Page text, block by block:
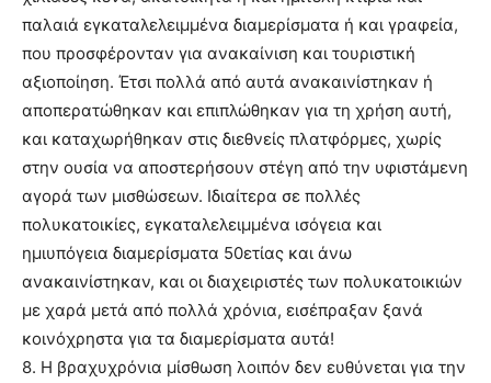
παλαιά εγκαταλελειμμένα διαμερίσματα ή και γραφεία,
που προσφέρονταν για ανακαίνιση και τουριστική
αξιοποίηση. Έτσι πολλά από αυτά ανακαινίστηκαν ή
αποπερατώθηκαν και επιπλώθηκαν για τη χρήση αυτή,
και καταχωρήθηκαν στις διεθνείς πλατφόρμες, χωρίς
στην ουσία να αποστερήσουν στέγη από την υφιστάμενη
αγορά των μισθώσεων. Ιδιαίτερα σε πολλές
πολυκατοικίες, εγκαταλελειμμένα ισόγεια και
ημιυπόγεια διαμερίσματα 50ετίας και άνω
ανακαινίστηκαν, και οι διαχειριστές των πολυκατοικιών
με χαρά μετά από πολλά χρόνια, εισέπραξαν ξανά
κοινόχρηστα για τα διαμερίσματα αυτά!
8. Η βραχυχρόνια μίσθωση λοιπόν δεν ευθύνεται για την